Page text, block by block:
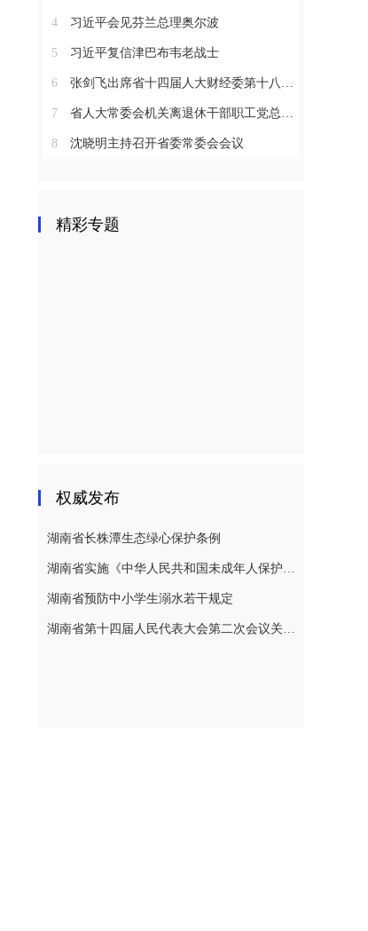
4 习近平会见芬兰总理奥尔波
5 习近平复信津巴布韦老战士
6 张剑飞出席省十四届人大财经委第十八次全体会议
7 省人大常委会机关离退休干部职工党总支召开2025年度总结表彰大会
8 沈晓明主持召开省委常委会会议
精彩专题
权威发布
湖南省长株潭生态绿心保护条例
湖南省实施《中华人民共和国未成年人保护法》若干规定
湖南省预防中小学生溺水若干规定
湖南省第十四届人民代表大会第二次会议关于湖南省人民代表大会常务委员会工作报告的决议